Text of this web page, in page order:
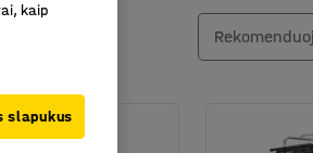
kaip
slapukus